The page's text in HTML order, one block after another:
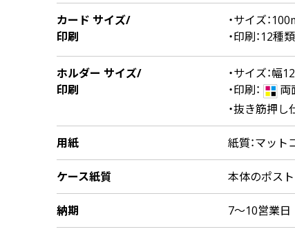
カード サイズ/
印刷
・サイズ：
・印刷：12種
ホルダー サイズ/
印刷
・サイズ：
・印刷：
両
・抜き筋押し
用紙 紙質：マット
ケース紙質 本体のポス
納期 7～10営業日
無線綴じ冊子
季節商品
封筒／クリアファイル